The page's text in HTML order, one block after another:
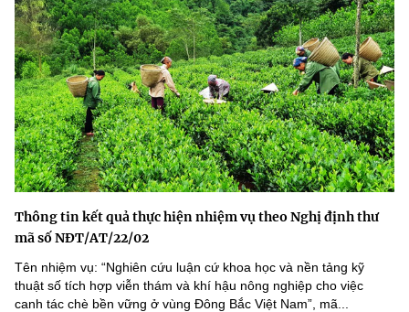
Thông tin kết quả thực hiện nhiệm vụ theo Nghị định thư
mã số NĐT/AT/22/02
Tên nhiệm vụ: “Nghiên cứu luận cứ khoa học và nền tảng kỹ
thuật số tích hợp viễn thám và khí hậu nông nghiệp cho việc
canh tác chè bền vững ở vùng Đông Bắc Việt Nam”, mã...